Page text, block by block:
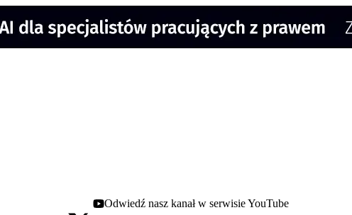
Youtube - otwiera się w nowej karcie
Odwiedź nasz kanał w serwisie YouTube